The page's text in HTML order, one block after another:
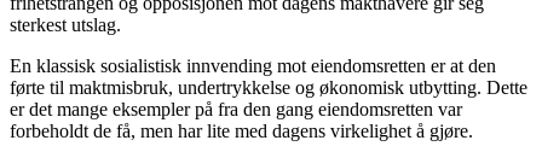
sterkest utslag.
En klassisk sosialistisk innvending mot eiendomsretten er at den
førte til maktmisbruk, undertrykkelse og økonomisk utbytting. Dette
er det mange eksempler på fra den gang eiendomsretten var
forbeholdt de få, men har lite med dagens virkelighet å gjøre.